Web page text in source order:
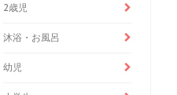
2歳児
沐浴・お風呂
幼児